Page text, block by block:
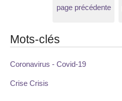
page précédente
Mots-clés
Coronavirus - Covid-19
Crise Crisis